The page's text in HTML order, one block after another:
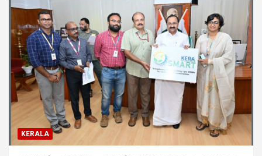
KERALA